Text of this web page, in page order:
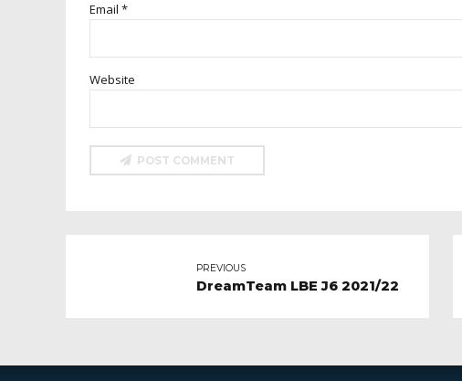
Email *
Website
POST COMMENT
PREVIOUS
DreamTeam LBE J6 2021/22